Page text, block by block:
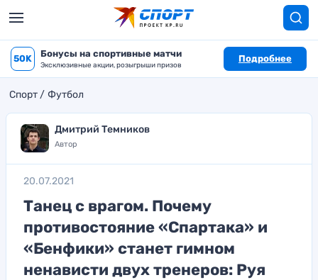
50K Бонусы на спортивные матчи
Эксклюзивные акции, розыгрыши призов
Подробнее
Спорт Футбол
Дмитрий Темников
Автор
20.07.2021
Танец с врагом. Почему
противостояние «Спартака» и
«Бенфики» станет гимном
ненависти двух тренеров: Руя